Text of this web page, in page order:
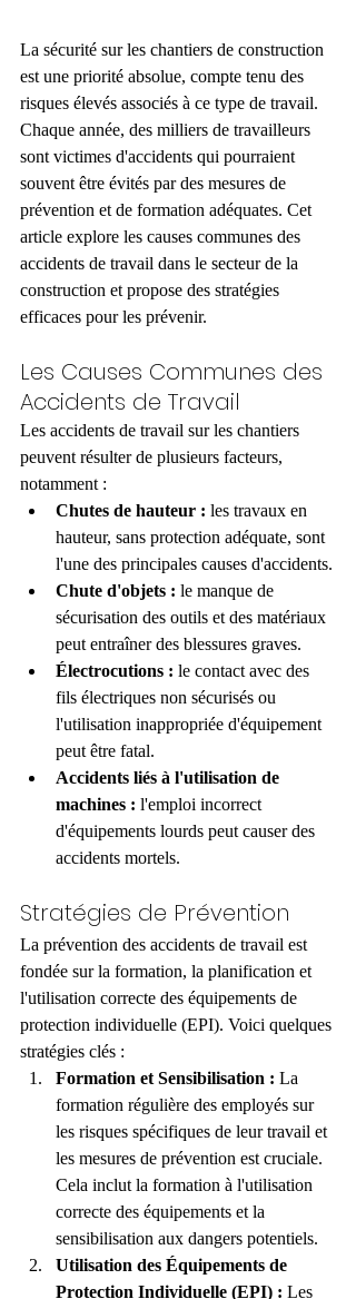
La sécurité sur les chantiers de construction
est une priorité absolue, compte tenu des
risques élevés associés à ce type de travail.
Chaque année, des milliers de travailleurs
sont victimes d'accidents qui pourraient
souvent être évités par des mesures de
prévention et de formation adéquates. Cet
article explore les causes communes des
accidents de travail dans le secteur de la
construction et propose des stratégies
efficaces pour les prévenir.
Les Causes Communes des
Accidents de Travail
Les accidents de travail sur les chantiers
peuvent résulter de plusieurs facteurs,
notamment :
Chutes de hauteur : les travaux en
hauteur, sans protection adéquate, sont
l'une des principales causes d'accidents.
Chute d'objets : le manque de
sécurisation des outils et des matériaux
peut entraîner des blessures graves.
Électrocutions : le contact avec des
fils électriques non sécurisés ou
l'utilisation inappropriée d'équipement
peut être fatal.
Accidents liés à l'utilisation de
machines : l'emploi incorrect
d'équipements lourds peut causer des
accidents mortels.
Stratégies de Prévention
La prévention des accidents de travail est
fondée sur la formation, la planification et
l'utilisation correcte des équipements de
protection individuelle (EPI). Voici quelques
stratégies clés :
Formation et Sensibilisation : La
formation régulière des employés sur
les risques spécifiques de leur travail et
les mesures de prévention est cruciale.
Cela inclut la formation à l'utilisation
correcte des équipements et la
sensibilisation aux dangers potentiels.
Utilisation des Équipements de
Protection Individuelle (EPI) : Les